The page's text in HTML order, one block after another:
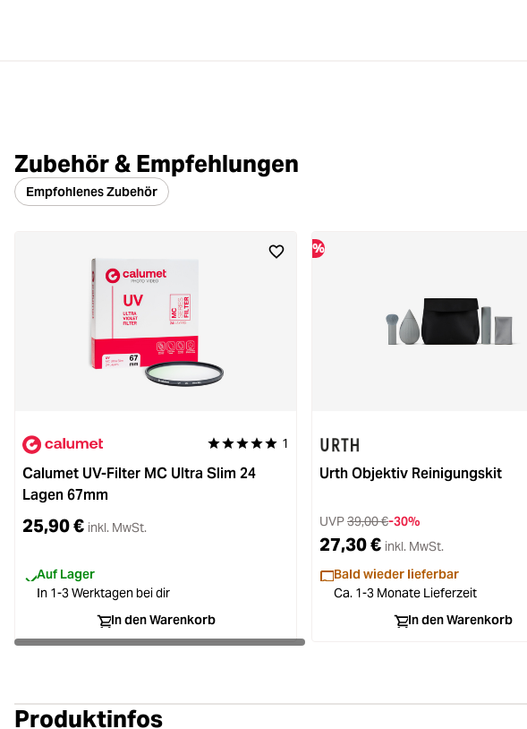
Zubehör & Empfehlungen
Empfohlenes Zubehör
Durchschnittliche Bewertung von 5 von 5 Sternen
1
Calumet UV-Filter MC Ultra Slim 24
Lagen 67mm
25,90 € inkl. MwSt.
Auf Lager
In 1-3 Werktagen bei dir
In den Warenkorb
%
Urth Objektiv Reinigungskit
UVP39,00 €-30%
27,30 € inkl. MwSt.
Bald wieder lieferbar
Ca. 1-3 Monate Lieferzeit
In den Warenkorb
Produktinfos